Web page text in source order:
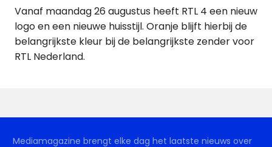
Vanaf maandag 26 augustus heeft RTL 4 een nieuw
logo en een nieuwe huisstijl. Oranje blijft hierbij de
belangrijkste kleur bij de belangrijkste zender voor
RTL Nederland.
Mediamagazine brengt elke dag het laatste nieuws over